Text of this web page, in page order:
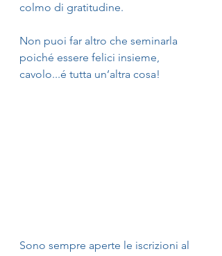
colmo di gratitudine.
Non puoi far altro che seminarla
poiché essere felici insieme,
cavolo...é tutta un’altra cosa!
Sono sempre aperte le iscrizioni al